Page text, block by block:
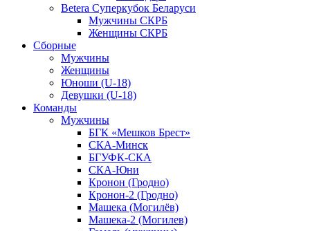
Betera Суперкубок Беларуси
Мужчины СКРБ
Женщины СКРБ
Сборные
Мужчины
Женщины
Юноши (U-18)
Девушки (U-18)
Команды
Мужчины
БГК «Мешков Брест»
СКА-Минск
БГУФК-СКА
СКА-Юни
Кронон (Гродно)
Кронон-2 (Гродно)
Машека (Могилёв)
Машека-2 (Могилев)